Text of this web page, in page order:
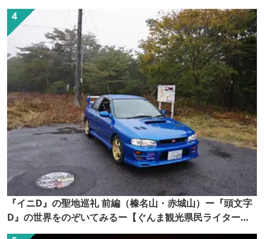
『イニD』の聖地巡礼 前編（榛名山・赤城山）ー『頭文字
D』の世界をのぞいてみるー【ぐんま観光県民ライター
（ぐん記者）】